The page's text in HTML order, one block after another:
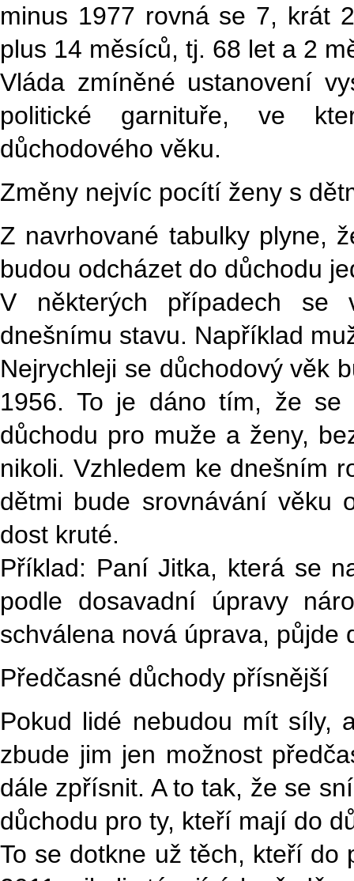
minus 1977 rovná se 7, krát
plus 14 měsíců, tj. 68 let a 2
Vláda zmíněné ustanovení
politické garnituře, ve
důchodového věku.
Změny nejvíc pocítí ženy s
Z navrhované tabulky plyne,
budou odcházet do důchodu
V některých případech se
dnešnímu stavu. Například
Nejrychleji se důchodový věk
1956. To je dáno tím, že
důchodu pro muže a ženy,
nikoli. Vzhledem ke dnešním
dětmi bude srovnávání věku
dost kruté.
Příklad: Paní Jitka, která se
podle dosavadní úpravy
schválena nová úprava,
Předčasné důchody přísnější
Pokud lidé nebudou mít síly,
zbude jim jen možnost
dále zpřísnit. A to tak, že se
důchodu pro ty, kteří mají do
To se dotkne už těch, kteří do